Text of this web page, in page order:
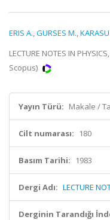
ERIS A.,GURSES M.,
LECTURE NOTES IN
Scopus)
Yayın Türü: Makale /
Cilt numarası: 180
Basım Tarihi: 1983
Dergi Adı: LECTURE
Derginin Tarandığı